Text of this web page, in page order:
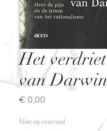
Het verdriet
van Darwin
€ 0,00
Niet op voorraad